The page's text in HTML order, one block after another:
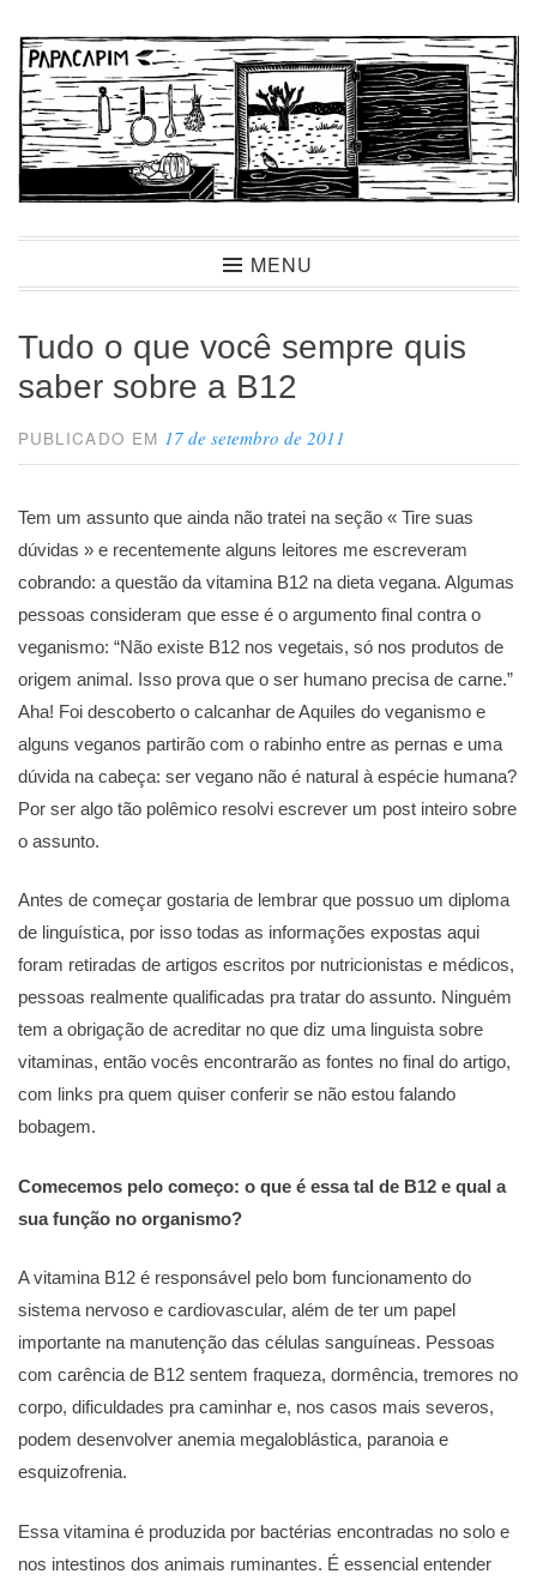
para
conteúdo
PapacapimMENU
Tudo o que você sempre quis
saber sobre a B12
PUBLICADO EM 17 de setembro de 2011
Tem um assunto que ainda não tratei na seção « Tire suas
dúvidas » e recentemente alguns leitores me escreveram
cobrando: a questão da vitamina B12 na dieta vegana. Algumas
pessoas consideram que esse é o argumento final contra o
veganismo: “Não existe B12 nos vegetais, só nos produtos de
origem animal. Isso prova que o ser humano precisa de carne.”
Aha! Foi descoberto o calcanhar de Aquiles do veganismo e
alguns veganos partirão com o rabinho entre as pernas e uma
dúvida na cabeça: ser vegano não é natural à espécie humana?
Por ser algo tão polêmico resolvi escrever um post inteiro sobre
o assunto.
Antes de começar gostaria de lembrar que possuo um diploma
de linguística, por isso todas as informações expostas aqui
foram retiradas de artigos escritos por nutricionistas e médicos,
pessoas realmente qualificadas pra tratar do assunto. Ninguém
tem a obrigação de acreditar no que diz uma linguista sobre
vitaminas, então vocês encontrarão as fontes no final do artigo,
com links pra quem quiser conferir se não estou falando
bobagem.
Comecemos pelo começo: o que é essa tal de B12 e qual a
sua função no organismo?
A vitamina B12 é responsável pelo bom funcionamento do
sistema nervoso e cardiovascular, além de ter um papel
importante na manutenção das células sanguíneas. Pessoas
com carência de B12 sentem fraqueza, dormência, tremores no
corpo, dificuldades pra caminhar e, nos casos mais severos,
podem desenvolver anemia megaloblástica, paranoia e
esquizofrenia.
Essa vitamina é produzida por bactérias encontradas no solo e
nos intestinos dos animais ruminantes. É essencial entender